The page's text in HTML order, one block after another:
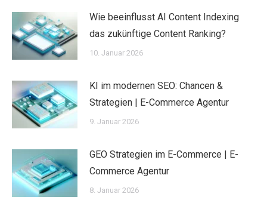
Wie beeinflusst AI Content Indexing
das zukünftige Content Ranking?
10. Januar 2026
KI im modernen SEO: Chancen &
Strategien | E-Commerce Agentur
9. Januar 2026
GEO Strategien im E-Commerce | E-
Commerce Agentur
8. Januar 2026